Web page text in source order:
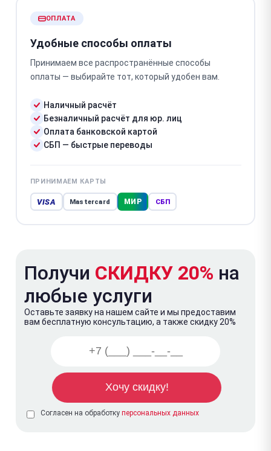
ОПЛАТА
Удобные способы оплаты
Принимаем все распространённые способы
оплаты — выбирайте тот, который удобен вам.
Наличный расчёт
Безналичный расчёт для юр. лиц
Оплата банковской картой
СБП — быстрые переводы
ПРИНИМАЕМ КАРТЫ
VISA Mastercard МИР СБП
Получи СКИДКУ 20% на
любые услуги
Оставьте заявку на нашем сайте и мы предоставим
вам бесплатную консультацию, а также скидку 20%
Согласен на обработку персональных данных